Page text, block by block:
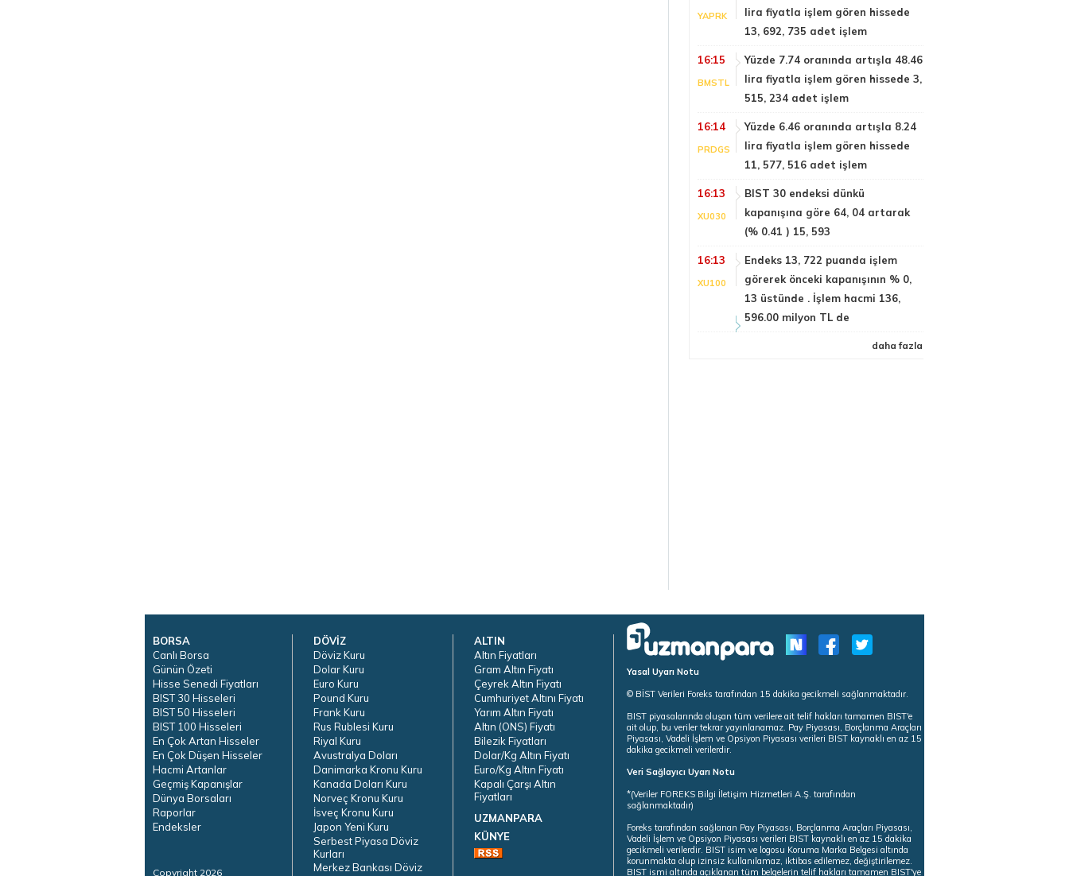
YAPRK
lira fiyatla işlem gören hissede
13, 692, 735 adet işlem
16:15
BMSTL
Yüzde 7.74 oranında artışla 48.46
lira fiyatla işlem gören hissede 3,
515, 234 adet işlem
16:14
PRDGS
Yüzde 6.46 oranında artışla 8.24
lira fiyatla işlem gören hissede
11, 577, 516 adet işlem
16:13
XU030
BIST 30 endeksi dünkü
kapanışına göre 64, 04 artarak
(% 0.41 ) 15, 593
16:13
XU100
Endeks 13, 722 puanda işlem
görerek önceki kapanışının % 0,
13 üstünde . İşlem hacmi 136,
596.00 milyon TL de
daha fazla
BORSA
Canlı Borsa
Günün Özeti
Hisse Senedi Fiyatları
BIST 30 Hisseleri
BIST 50 Hisseleri
BIST 100 Hisseleri
En Çok Artan Hisseler
En Çok Düşen Hisseler
Hacmi Artanlar
Geçmiş Kapanışlar
Dünya Borsaları
Raporlar
Endeksler
Copyright 2026
DÖVİZ
Döviz Kuru
Dolar Kuru
Euro Kuru
Pound Kuru
Frank Kuru
Rus Rublesi Kuru
Riyal Kuru
Avustralya Doları
Danimarka Kronu Kuru
Kanada Doları Kuru
Norveç Kronu Kuru
İsveç Kronu Kuru
Japon Yeni Kuru
Serbest Piyasa Döviz
Kurları
Merkez Bankası Döviz
ALTIN
Altın Fiyatları
Gram Altın Fiyatı
Çeyrek Altın Fiyatı
Cumhuriyet Altını Fiyatı
Yarım Altın Fiyatı
Altın (ONS) Fiyatı
Bilezik Fiyatları
Dolar/Kg Altın Fiyatı
Euro/Kg Altın Fiyatı
Kapalı Çarşı Altın
Fiyatları
UZMANPARA
KÜNYE
Yasal Uyarı Notu
© BİST Verileri Foreks tarafından 15 dakika gecikmeli sağlanmaktadır.
BIST piyasalarında oluşan tüm verilere ait telif hakları tamamen BIST'e
ait olup, bu veriler tekrar yayınlanamaz. Pay Piyasası, Borçlanma Araçları
Piyasası, Vadeli İşlem ve Opsiyon Piyasası verileri BIST kaynaklı en az 15
dakika gecikmeli verilerdir.
Veri Sağlayıcı Uyarı Notu
*(Veriler FOREKS Bilgi İletişim Hizmetleri A.Ş. tarafından
sağlanmaktadır)
Foreks tarafından sağlanan Pay Piyasası, Borçlanma Araçları Piyasası,
Vadeli İşlem ve Opsiyon Piyasası verileri BIST kaynaklı en az 15 dakika
gecikmeli verilerdir. BIST isim ve logosu Koruma Marka Belgesi altında
korunmakta olup izinsiz kullanılamaz, iktibas edilemez, değiştirilemez.
BIST ismi altında açıklanan tüm belgelerin telif hakları tamamen BIST'ye